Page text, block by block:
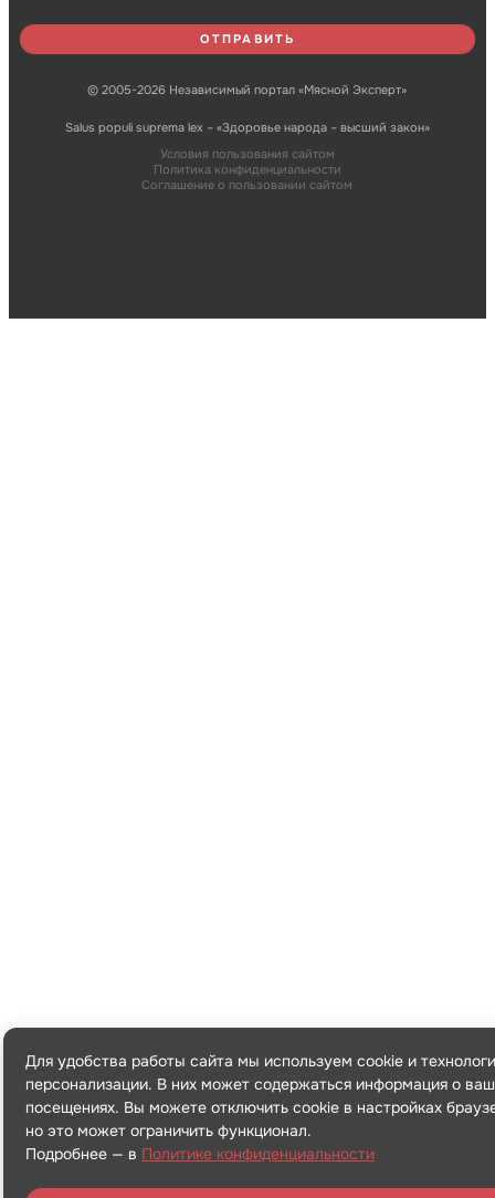
© 2005-2026 Независимый портал «Мясной Эксперт»
Salus populi suprema lex – «Здоровье народа – высший закон»
Условия пользования сайтом
Политика конфиденциальности
Соглашение о пользовании сайтом
Для удобства работы сайта мы используем cookie и
персонализации. В них может содержаться информация о
посещениях. Вы можете отключить cookie в настройках
но это может ограничить функционал.
Подробнее — в Политике конфиденциальности